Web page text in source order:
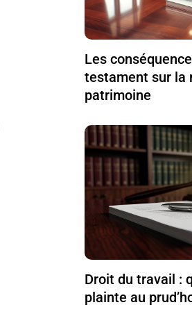
Les
testament sur la
patrimoine
Droit du travail :
plainte au